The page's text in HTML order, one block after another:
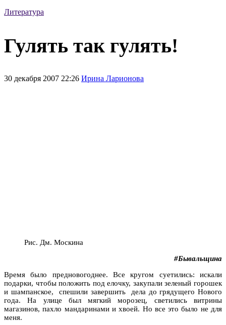
Литература
Гулять так гулять!
30 декабря 2007 22:26 Ирина Ларионова
Рис. Дм. Москина
#Бывальщина
Время было предновогоднее. Все кругом суетились: искали
подарки, чтобы положить под елочку, закупали зеленый горошек
и шампанское, спешили завершить дела до грядущего Нового
года. На улице был мягкий морозец, светились витрины
магазинов, пахло мандаринами и хвоей. Но все это было не для
меня.